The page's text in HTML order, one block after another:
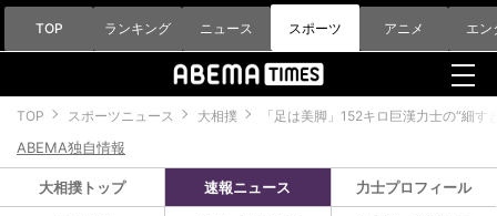
TOP ランキング ニュース スポーツ アニメ エン
TOP スポーツニュース 大相撲 「足は美脚」152キロ巨漢力士の“細
ABEMA独自情報
大相撲トップ 速報ニュース 力士プロフィール